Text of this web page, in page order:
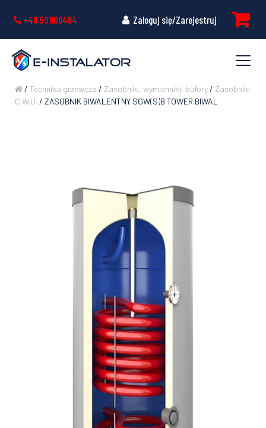
+48 501106464 Zaloguj się/Zarejestruj
/ Technika grzewcza / Zasobniki, wymienniki, bufory/ Zasobniki
C.W.U. / ZASOBNIK BIWALENTNY SGW(S)B TOWER BIWAL